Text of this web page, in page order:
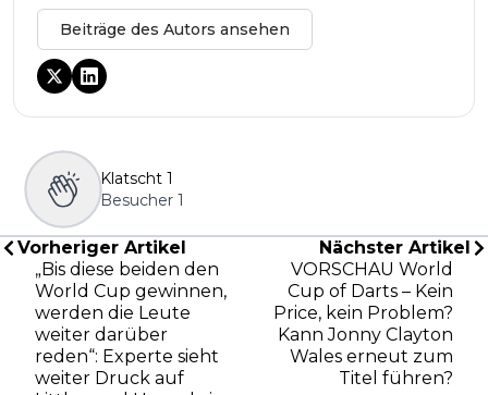
Beiträge des Autors ansehen
Klatscht 1
Besucher 1
Vorheriger Artikel
„Bis diese beiden den
World Cup gewinnen,
werden die Leute
weiter darüber
reden“: Experte sieht
weiter Druck auf
Nächster Artikel
VORSCHAU World
Cup of Darts – Kein
Price, kein Problem?
Kann Jonny Clayton
Wales erneut zum
Titel führen?